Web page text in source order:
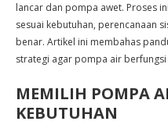
lancar dan pompa awet. Proses
sesuai kebutuhan, perencanaan
benar. Artikel ini membahas
strategi agar pompa air
MEMILIH POMPA
KEBUTUHAN